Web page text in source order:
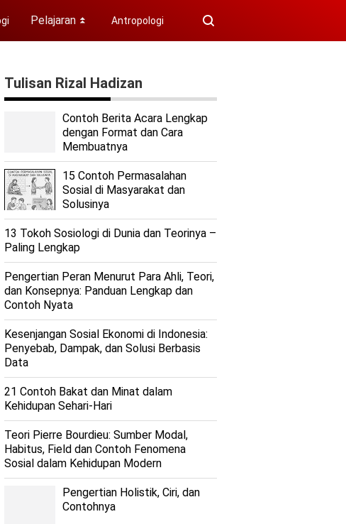
Pelajaran ⏬ Antropologi
Tulisan Rizal Hadizan
Contoh Berita Acara Lengkap
dengan Format dan Cara
Membuatnya
15 Contoh Permasalahan
Sosial di Masyarakat dan
Solusinya
13 Tokoh Sosiologi di Dunia dan Teorinya –
Paling Lengkap
Pengertian Peran Menurut Para Ahli, Teori,
dan Konsepnya: Panduan Lengkap dan
Contoh Nyata
Kesenjangan Sosial Ekonomi di Indonesia:
Penyebab, Dampak, dan Solusi Berbasis
Data
21 Contoh Bakat dan Minat dalam
Kehidupan Sehari-Hari
Teori Pierre Bourdieu: Sumber Modal,
Habitus, Field dan Contoh Fenomena
Sosial dalam Kehidupan Modern
Pengertian Holistik, Ciri, dan
Contohnya